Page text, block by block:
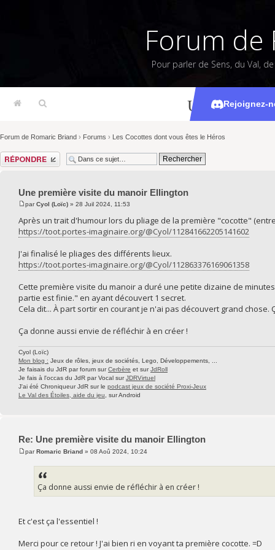
Forum de
Pour parler de Sens, du Val,
Rejoignez-
Une
Forum de Romaric Briand › Forums › Les Cocottes dont vous êtes le Héros
Répondre
Une première visite du manoir Ellington
parCyol (Loïc) » 28 Juil 2024, 11:53
Après un trait d'humour lors du pliage de la première "cocotte"
https://toot.portes-imaginaire.org/@Cyol/112841662205141602
J'ai finalisé le pliages des différents lieux.
https://toot.portes-imaginaire.org/@Cyol/112863376169061358
Cette première visite du manoir a duré une petite dizaine de
partie est finie." en ayant découvert 1 secret.
Cela dit... À part sortir en courant je n'ai pas découvert grand
Ça donne aussi envie de réfléchir à en créer !
Cyol (Loïc)
Mon blog : Jeux de rôles, jeux de sociétés, Lego, Développements, ...
Je faisais du JdR par forum surCerbère et surJdRoll
Je fais à l'occas du JdR par Vocal surJDRVirtuel
J'ai été Chroniqueur JdR sur le podcast jeux de société Proxi-Jeux
Le Val des Étoiles, aide du jeu , sur Android
Re: Une première visite du manoir Ellington
parRomaric Briand » 08 Aoû 2024, 10:24
Ça donne aussi envie de réfléchir à en créer !
Et c'est ça l'essentiel !
Merci pour ce retour ! J'ai bien ri en voyant ta première cocotte. =D